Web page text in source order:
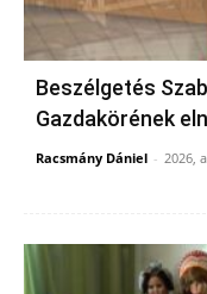
Beszélgetés
Gazdakörének
Racsmány Dániel - 2026,